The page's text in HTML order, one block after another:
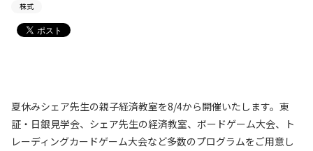
株式
夏休みシェア先生の親子経済教室を8/4から開催いたします。東
証・日銀見学会、シェア先生の経済教室、ボードゲーム大会、ト
レーディングカードゲーム大会など多数のプログラムをご用意し